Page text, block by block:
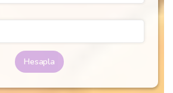
Hesapla